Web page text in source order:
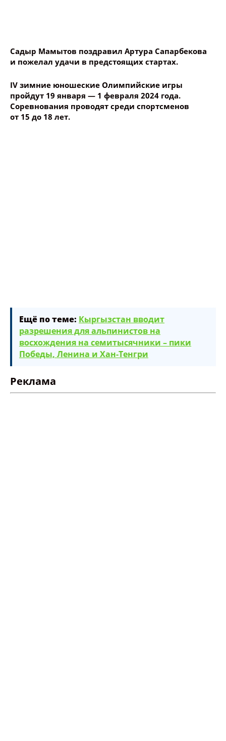
Садыр Мамытов поздравил Артура Сапарбекова
и пожелал удачи в предстоящих стартах.
IV зимние юношеские Олимпийские игры
пройдут 19 января — 1 февраля 2024 года.
Соревнования проводят среди спортсменов
от 15 до 18 лет.
Ещё по теме: Кыргызстан вводит
разрешения для альпинистов на
восхождения на семитысячники – пики
Победы, Ленина и Хан-Тенгри
Реклама